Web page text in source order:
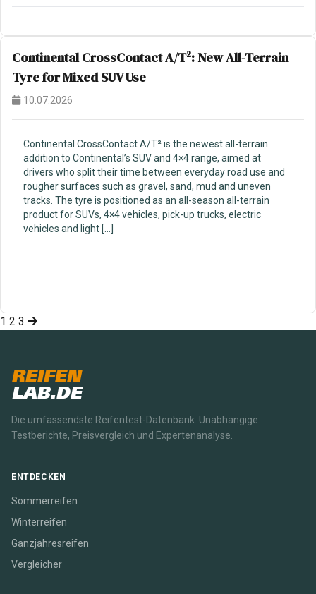
Continental CrossContact A/T²: New All-Terrain
Tyre for Mixed SUV Use
10.07.2026
Continental CrossContact A/T² is the newest all-terrain
addition to Continental’s SUV and 4×4 range, aimed at
drivers who split their time between everyday road use and
rougher surfaces such as gravel, sand, mud and uneven
tracks. The tyre is positioned as an all-season all-terrain
product for SUVs, 4×4 vehicles, pick-up trucks, electric
vehicles and light […]
Posts
1 2 3
Next
REIFEN
LAB.DE
Die umfassendste Reifentest-Datenbank. Unabhängige
Testberichte, Preisvergleich und Expertenanalyse.
ENTDECKEN
Sommerreifen
Winterreifen
Ganzjahresreifen
Vergleicher